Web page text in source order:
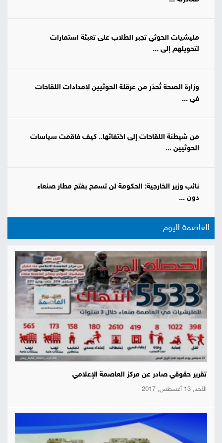
مليشيات الحوثي تجبر الطلاب على تعبئة استمارات
لتحويلهم إلى ...
وزارة الصحة تُحذر من عرقلة الحوثيين لإمدادات اللقاحات
في ...
من شيطنة اللقاحات إلى اختفائها.. كيف فاقمت سياسات
الحوثيين ...
نائب وزير الخارجية: الحكومة لن تسمح بفتح مطار صنعاء
دون ...
العاصمة اليوم
تقرير حقوقي صادر عن مركز العاصمة الإعلامي
الأحد, 13 أغسطس, 2017